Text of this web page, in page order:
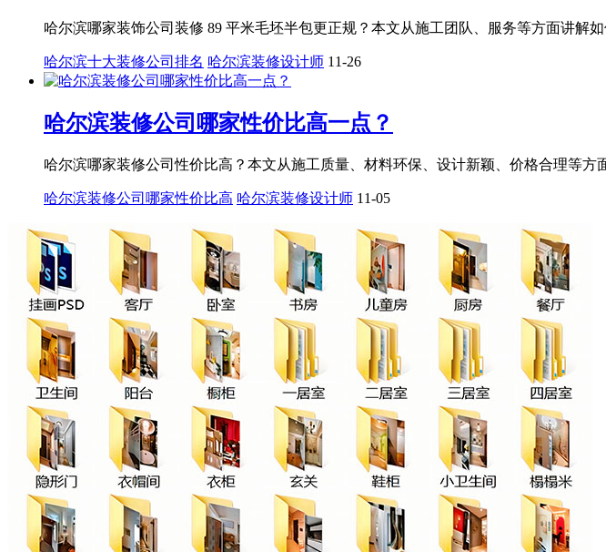
哈尔滨哪家装饰公司装修 89 平米毛坯半包更正规？本文从施工团队、服务等方面讲解
哈尔滨十大装修公司排名 哈尔滨装修设计师 11-26
哈尔滨装修公司哪家性价比高一点？
哈尔滨哪家装修公司性价比高？本文从施工质量、材料环保、设计新颖、价格合理等
哈尔滨装修公司哪家性价比高 哈尔滨装修设计师 11-05